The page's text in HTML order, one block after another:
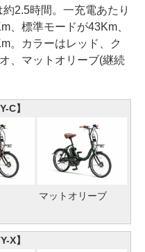
2.5時間。一充電あたり
、標準モードが43Km、
。カラーはレッド、ク
、マットオリーブ(継続
C】
マットオリーブ
X】